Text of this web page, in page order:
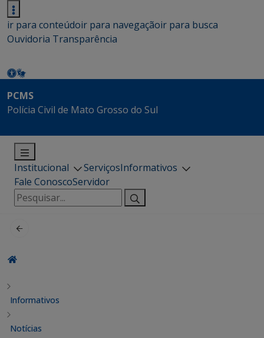
ir para conteúdoir para navegaçãoir para busca
Ouvidoria Transparência
PCMS
Polícia Civil de Mato Grosso do Sul
Institucional ServiçosInformativos
Fale ConoscoServidor
Pesquisar
por:
Informativos
Notícias